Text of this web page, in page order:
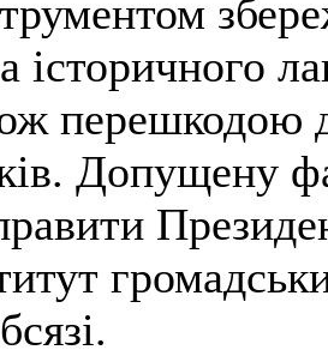
історичного
перешкодою
Допущену